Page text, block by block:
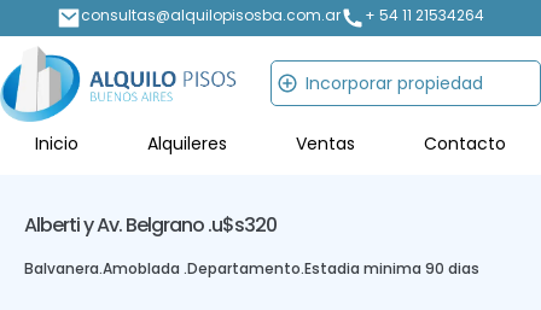
consultas@alquilopisosba.com.ar + 54 11 21534264
Incorporar propiedad
Inicio Alquileres Ventas Contacto
Alberti y Av. Belgrano .u$s320
Balvanera.Amoblada .Departamento.Estadia minima 90 dias